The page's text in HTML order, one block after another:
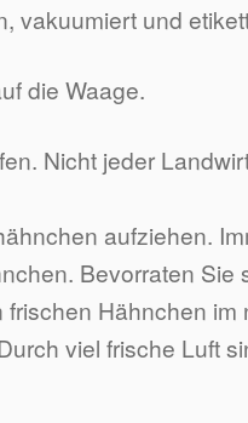
vakuumiert und
die Waage.
Nicht jeder
aufziehen.
Bevorraten Sie
Hähnchen im
viel frische Luft